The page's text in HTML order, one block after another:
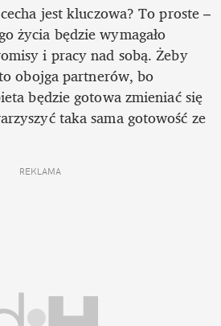
jest kluczowa? To proste –
życia będzie wymagało
i pracy nad sobą. Żeby
obojga partnerów, bo
będzie gotowa zmieniać się
taka sama gotowość ze
REKLAMA